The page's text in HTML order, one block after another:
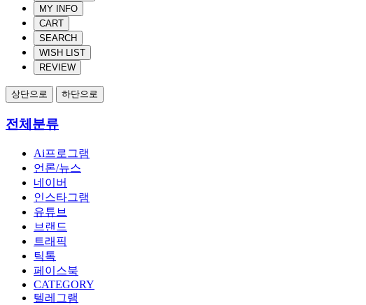
MY INFO
CART
SEARCH
WISH LIST
REVIEW
상단으로 하단으로
전체분류
Ai프로그램
언론/뉴스
네이버
인스타그램
유튜브
브랜드
트래픽
틱톡
페이스북
CATEGORY
텔레그램